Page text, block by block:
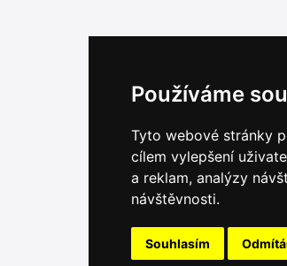
Používáme
Tyto webové stránky
cílem vylepšení
a reklam, analýzy
návštěvnosti.
Souhlasím